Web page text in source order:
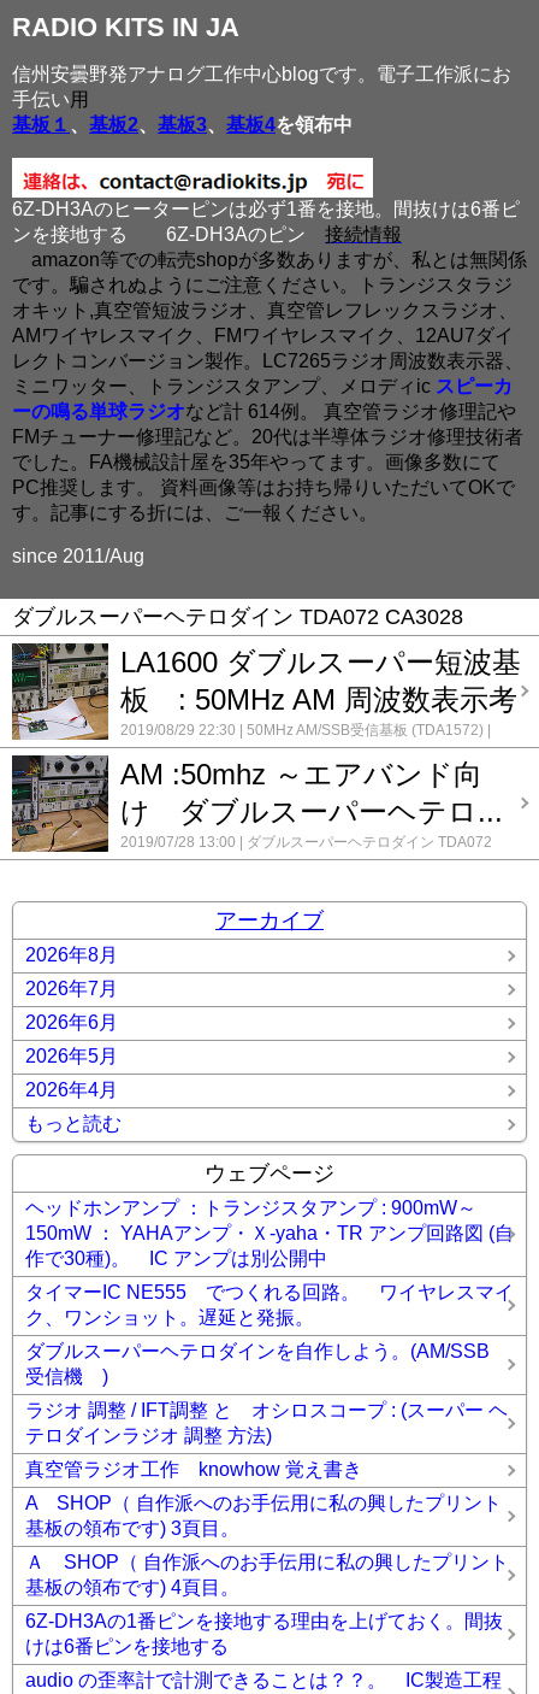
RADIO KITS IN JA
信州安曇野発アナログ工作中心blogです。電子工作派にお
手伝い用
基板１ 、 基板2、 基板3、 基板4を領布中
6Z-DH3Aのヒーターピンは必ず1番を接地。間抜けは6番ピ
ンを接地する
6Z-DH3Aのピン 接続情報
amazon等での転売shopが多数ありますが、私とは無関係
です。騙されぬようにご注意ください。トランジスタラジ
オキット,真空管短波ラジオ、真空管レフレックスラジオ、
AMワイヤレスマイク、FMワイヤレスマイク、12AU7ダイ
レクトコンバージョン製作。LC7265ラジオ周波数表示器、
ミニワッター、トランジスタアンプ、メロディic スピーカ
ーの鳴る単球ラジオなど計 614例。 真空管ラジオ修理記や
FMチューナー修理記など。20代は半導体ラジオ修理技術者
でした。FA機械設計屋を35年やってます。画像多数にて
PC推奨します。 資料画像等はお持ち帰りいただいてOKで
す。記事にする折には、ご一報ください。
since 2011/Aug
ダブルスーパーヘテロダイン TDA072 CA3028
LA1600 ダブルスーパー短波基
板 : 50MHz AM 周波数表示考
2019/08/29 22:30
50MHz AM/SSB受信基板 (TDA1572)
am/ssb レシーバー TDA1572: ダブルスーパー
LA1600を使
ったam小型ラジオ(RF増幅、BFOあり):
pcb基板化 作業フ
SANYO LA1600で6m受信基板をつくろう
ダブルス
ーパーヘテロダイン TDA072 CA3028
ラジオの周波数表示
に LEDカウンターモジュール
コメント(0)
AM :50mhz ～エアバンド向
け ダブルスーパーヘテロ...
2019/07/28 13:00
ダブルスーパーヘテロダイン TDA072
CA3028
コメント(0)
アーカイブ
2026年8月
2026年7月
2026年6月
2026年5月
2026年4月
もっと読む
ウェブページ
ヘッドホンアンプ ：トランジスタアンプ : 900mW～
150mW ： YAHAアンプ・Ｘ-yaha・TR アンプ回路図 (自
作で30種)。 IC アンプは別公開中
タイマーIC NE555 でつくれる回路。 ワイヤレスマイ
ク、ワンショット。遅延と発振。
ダブルスーパーヘテロダインを自作しよう。(AM/SSB
受信機 )
ラジオ 調整 / IFT調整 と オシロスコープ : (スーパー ヘ
テロダインラジオ 調整 方法)
真空管ラジオ工作 knowhow 覚え書き
A SHOP（ 自作派へのお手伝用に私の興したプリント
基板の領布です) 3頁目。
Ａ SHOP（ 自作派へのお手伝用に私の興したプリント
基板の領布です) 4頁目。
6Z-DH3Aの1番ピンを接地する理由を上げておく。間抜
けは6番ピンを接地する
audio の歪率計で計測できることは？？。 IC製造工程